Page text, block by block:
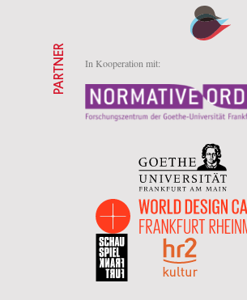
In Kooperation mit:
PARTNER